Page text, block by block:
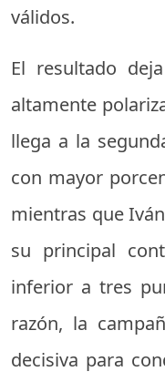
válidos.
El resultado
altamente
llega a la
con mayor
mientras que
su principal
inferior a tres
razón, la
decisiva para